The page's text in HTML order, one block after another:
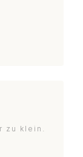
zu klein.